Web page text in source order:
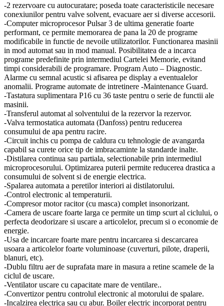
-2 rezervoare cu autocuratare; poseda toate caracteristicile necesare
conexiunilor pentru valve solvent, evacuare aer si diverse accesorii.
-Computer microprocesor Pulsar 3 de ultima generatie foarte
performant, ce permite memorarea de pana la 20 de programe
modificabile in functie de nevoile utilizatorilor. Functionarea masinii
in mod automat sau in mod manual. Posibilitatea de a incarca
programe predefinite prin intermediul Cartelei Memorie, evitand
timpi considerabili de programare. Program Auto – Diagnostic.
Alarme cu semnal acustic si afisarea pe display a eventualelor
anomalii. Programe automate de intretinere -Maintenance Guard.
-Tastatura suplimentara P16 cu 36 taste pentru o serie de functii ale
masinii.
-Transferul automat al solventului de la rezervor la rezervor.
-Valva termostatica automata (Danfoss) pentru reducerea
consumului de apa pentru racire.
-Circuit inchis cu pompa de caldura cu tehnologie de avangarda
capabil sa curete orice tip de imbracaminte la standarde inalte.
-Distilarea continua sau partiala, selectionabile prin intermediul
microprocesorului. Optimizarea puterii permite reducerea drastica a
consumului de solvent si de energie electrica.
-Spalarea automata a peretilor interiori ai distilatorului.
-Control electronic al temperaturii.
-Compresor motor racitor (cu masca) complet insonorizant.
-Camera de uscare foarte larga ce permite un timp scurt al ciclului, o
perfecta deodorizare si uscare a articolelor, precum si o economie de
energie.
-Usa de incarcare foarte mare pentru incarcarea si descarcarea
usoara a articolelor foarte voluminoase (cuverturi, pilote, draperii,
blanuri, etc).
-Dublu filtru aer de suprafata mare in masura a retine scamele de la
ciclul de uscare.
-Ventilator uscare cu capacitate mare de ventilare..
-Convertizor pentru controlul electronic al motorului de spalare.
-Incalzirea electrica sau cu abur. Boiler electric incorporat pentru